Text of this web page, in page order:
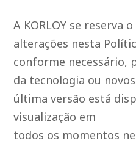
A KORLOY se reserva
alterações nesta
conforme necessário,
da tecnologia ou
última versão está
visualização em
todos os momentos